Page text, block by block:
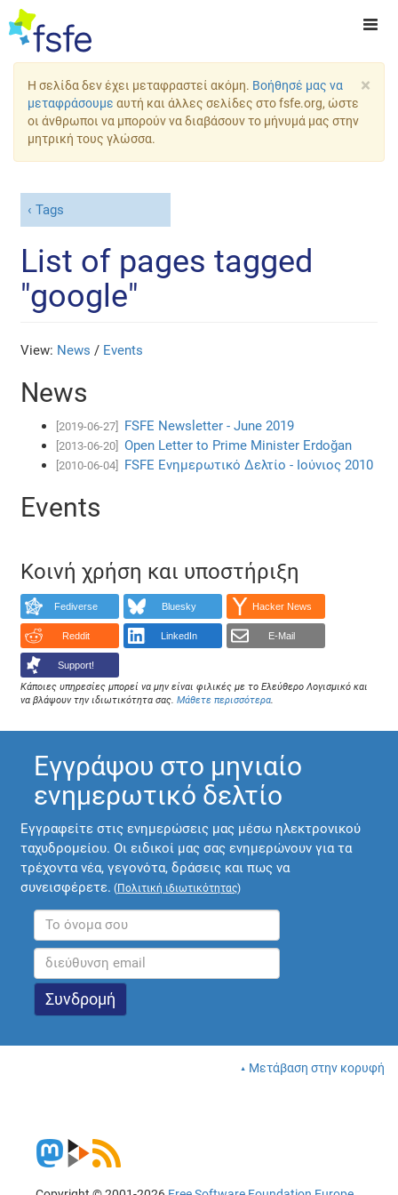
×
Η σελίδα δεν έχει μεταφραστεί ακόμη. Βοήθησέ μας να
μεταφράσουμε αυτή και άλλες σελίδες στο fsfe.org, ώστε
οι άνθρωποι να μπορούν να διαβάσουν το μήνυμά μας στην
μητρική τους γλώσσα.
Tags
List of pages tagged
"google"
View: News / Events
News
[2019-06-27] FSFE Newsletter - June 2019
[2013-06-20] Open Letter to Prime Minister Erdoğan
[2010-06-04] FSFE Ενημερωτικό Δελτίο - Ιούνιος 2010
Events
Κοινή χρήση και υποστήριξη
Fediverse Bluesky Hacker News
Reddit LinkedIn E-Mail
Support!
Κάποιες υπηρεσίες μπορεί να μην είναι φιλικές με το Ελεύθερο Λογισμικό και
να βλάψουν την ιδιωτικότητα σας.Μάθετε περισσότερα.
Εγγράψου στο μηνιαίο
ενημερωτικό δελτίο
Εγγραφείτε στις ενημερώσεις μας μέσω ηλεκτρονικού
ταχυδρομείου. Οι ειδικοί μας σας ενημερώνουν για τα
τρέχοντα νέα, γεγονότα, δράσεις και πως να
συνεισφέρετε. (Πολιτική ιδιωτικότητας)
Μετάβαση στην κορυφή